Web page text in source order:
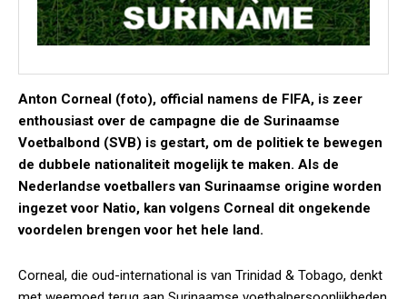
Anton Corneal (foto), official namens de FIFA, is zeer
enthousiast over de campagne die de Surinaamse
Voetbalbond (SVB) is gestart, om de politiek te bewegen
de dubbele nationaliteit mogelijk te maken. Als de
Nederlandse voetballers van Surinaamse origine worden
ingezet voor Natio, kan volgens Corneal dit ongekende
voordelen brengen voor het hele land.
Corneal, die oud-international is van Trinidad & Tobago, denkt